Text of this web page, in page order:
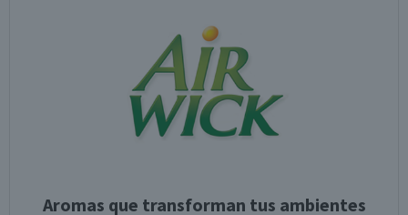
Aromas que transforman tus ambientes